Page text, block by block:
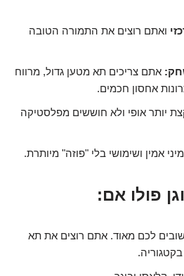
ואתם רוצים את התמורה הטובה
אתם צריכים תא מטען גדול, מרווח
אחסון חכמים.
יותר אופי ולא חוששים מפלסטיקה
אמין ושימושי בלי "פוזה" מיותרת.
פולו אם:
לכם מאוד. אתם רוצים את תא